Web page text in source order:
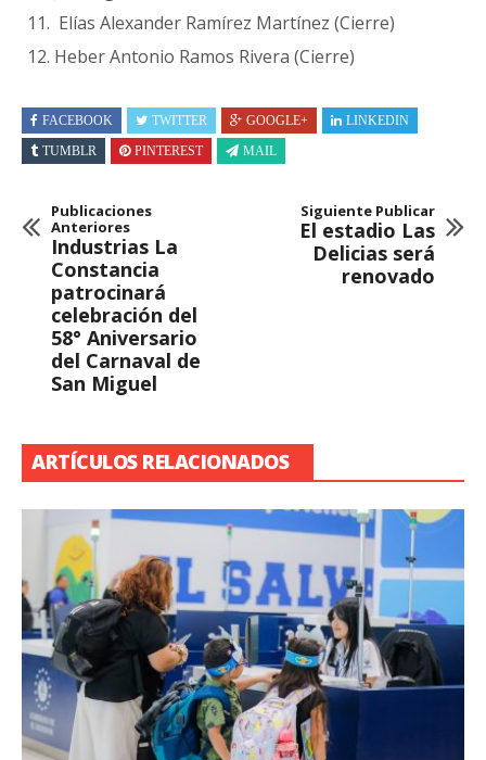
Elías Alexander Ramírez Martínez (Cierre)
Heber Antonio Ramos Rivera (Cierre)
FACEBOOK TWITTER GOOGLE+
LINKEDIN
TUMBLR
PINTEREST MAIL
Publicaciones
Anteriores
Industrias La
Constancia
patrocinará
celebración del
58° Aniversario
del Carnaval de
San Miguel
Siguiente Publicar
El estadio Las
Delicias será
renovado
ARTÍCULOS RELACIONADOS